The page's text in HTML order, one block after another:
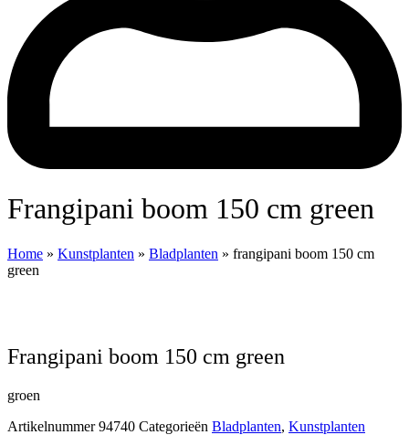
frangipani boom 150 cm green
Home » Kunstplanten » Bladplanten » frangipani boom 150 cm
green
frangipani boom 150 cm green
groen
Artikelnummer94740 Categorieën Bladplanten, Kunstplanten